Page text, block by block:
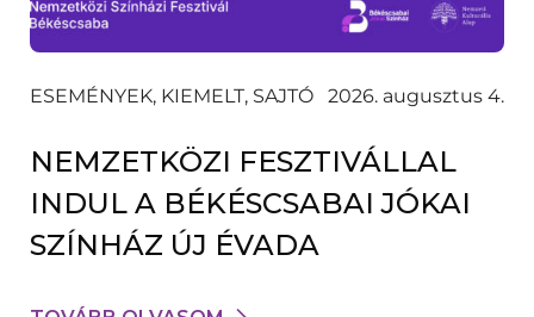
ESEMÉNYEK, KIEMELT, SAJTÓ 2026. augusztus 4.
NEMZETKÖZI FESZTIVÁLLAL
INDUL A BÉKÉSCSABAI JÓKAI
SZÍNHÁZ ÚJ ÉVADA